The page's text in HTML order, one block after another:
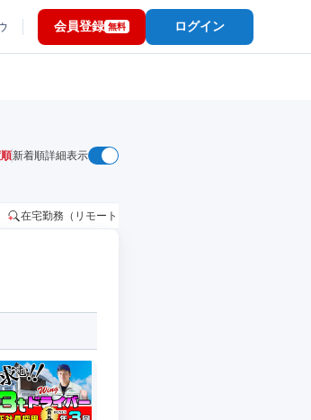
会員登録 無料 ログイン
新着順詳細表示
在宅勤務（リモートワーク）OK